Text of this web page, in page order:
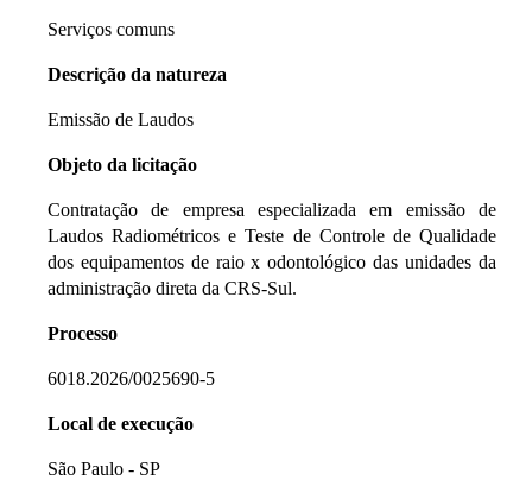
Serviços comuns
Descrição da natureza
Emissão de Laudos
Objeto da licitação
Contratação de empresa especializada em emissão de
Laudos Radiométricos e Teste de Controle de Qualidade
dos equipamentos de raio x odontológico das unidades da
administração direta da CRS-Sul.
Processo
6018.2026/0025690-5
Local de execução
São Paulo - SP